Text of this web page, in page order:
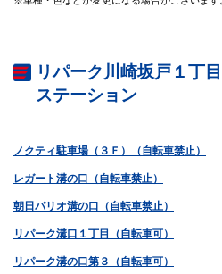
リパーク川崎坂戸１丁
ステーション
ノクティ駐車場（３Ｆ）（自転車禁止）
レガート溝の口（自転車禁止）
朝日パリオ溝の口（自転車禁止）
リパーク溝口１丁目（自転車可）
リパーク溝の口第３（自転車可）